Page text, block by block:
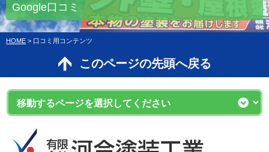
Google口コミ
HOME > 口コミ用コンテンツ
このページの先頭へ戻る